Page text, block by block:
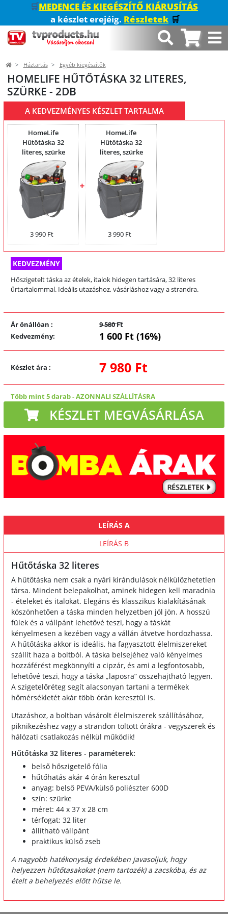
🛒MEDENCE ÉS KIEGÉSZÍTŐ KIÁRUSÍTÁS
a készlet erejéig. Részletek 🛒
Háztartás Egyéb kiegészítők
HOMELIFE HŰTŐTÁSKA 32 LITERES,
SZÜRKE - 2DB
A KEDVEZMÉNYES KÉSZLET TARTALMA
HomeLife
Hűtőtáska 32
literes, szürke
3 990 Ft
HomeLife
Hűtőtáska 32
literes, szürke
3 990 Ft
KEDVEZMÉNY
Hőszigetelt táska az ételek, italok hidegen tartására, 32 literes
űrtartalommal. Ideális utazáshoz, vásárláshoz vagy a strandra.
Ár önállóan :
9 580 Ft
Kedvezmény: 1 600 Ft (16%)
Készlet ára : 7 980 Ft
Több mint 5 darab-AZONNALI SZÁLLÍTÁSRA
KÉSZLET MEGVÁSÁRLÁSA
LEÍRÁS A
LEÍRÁS B
Hűtőtáska 32 literes
A hűtőtáska nem csak a nyári kirándulások nélkülözhetetlen
társa. Mindent belepakolhat, aminek hidegen kell maradnia
- ételeket és italokat. Elegáns és klasszikus kialakításának
köszönhetően a táska minden helyzetben jól jön. A hosszú
fülek és a vállpánt lehetővé teszi, hogy a táskát
kényelmesen a kezében vagy a vállán átvetve hordozhassa.
A hűtőtáska akkor is ideális, ha fagyasztott élelmiszereket
szállít haza a boltból. A táska belsejéhez való kényelmes
hozzáférést megkönnyíti a cipzár, és ami a legfontosabb,
lehetővé teszi, hogy a táska „laposra” összehajtható legyen.
A szigetelőréteg segít alacsonyan tartani a termékek
hőmérsékletét akár több órán keresztül is.
Utazáshoz, a boltban vásárolt élelmiszerek szállításához,
piknikezéshez vagy a strandon töltött órákra - vegyszerek és
hálózati csatlakozás nélkül működik!
Hűtőtáska 32 literes - paraméterek:
belső hőszigetelő fólia
hűtőhatás akár 4 órán keresztül
anyag: belső PEVA/külső poliészter 600D
szín: szürke
méret: 44 x 37 x 28 cm
térfogat: 32 liter
állítható vállpánt
praktikus külső zseb
A nagyobb hatékonyság érdekében javasoljuk, hogy
helyezzen hűtőtasakokat (nem tartozék) a zacskóba, és az
ételt a behelyezés előtt hűtse le.